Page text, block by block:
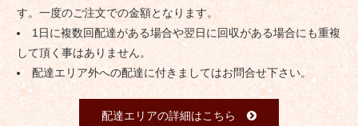
す。一度のご注文での金額となります。
1日に複数回配達がある場合や翌日に回収がある場合にも重複
して頂く事はありません。
配達エリア外への配達に付きましてはお問合せ下さい。
配達エリアの詳細はこちら